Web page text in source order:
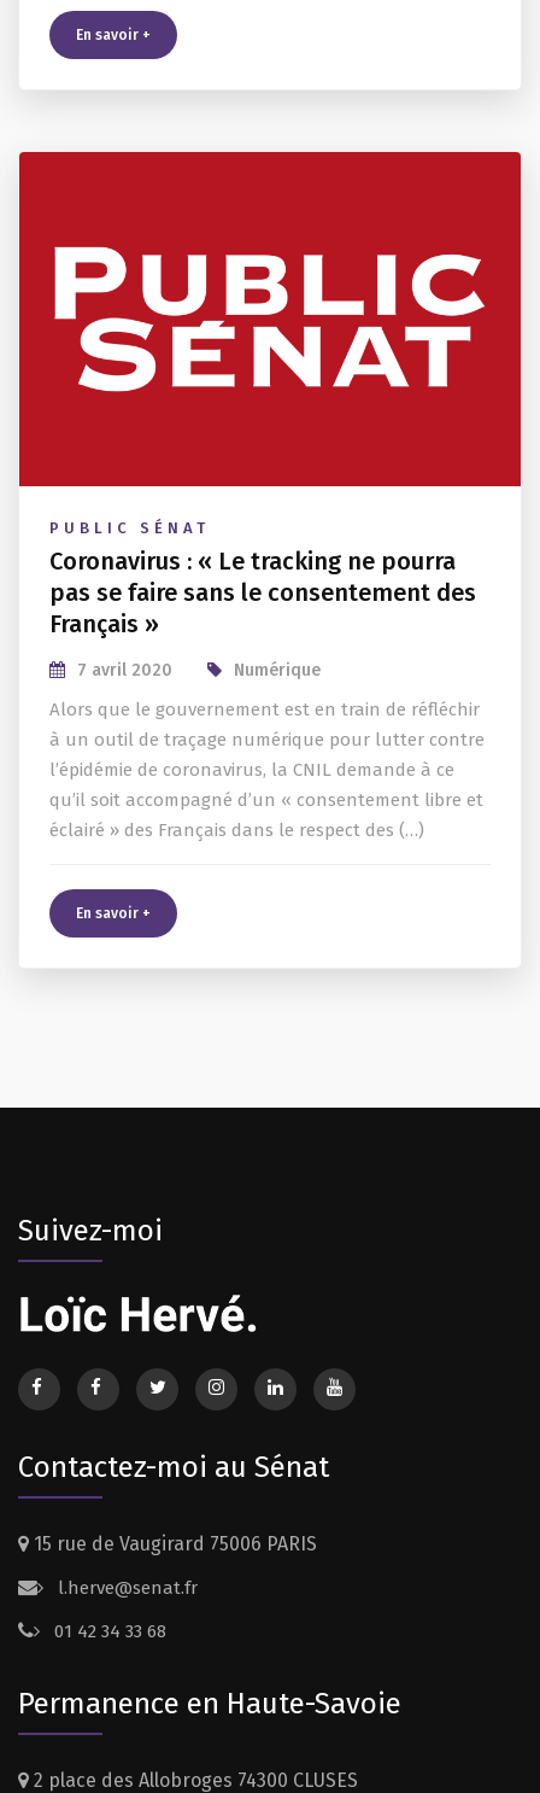
En savoir +
PUBLIC SÉNAT
Coronavirus : « Le tracking ne pourra
pas se faire sans le consentement des
Français »
7 avril 2020 Numérique
Alors que le gouvernement est en train de réfléchir
à un outil de traçage numérique pour lutter contre
l’épidémie de coronavirus, la CNIL demande à ce
qu’il soit accompagné d’un « consentement libre et
éclairé » des Français dans le respect des (…)
En savoir +
Suivez-moi
Contactez-moi au Sénat
15 rue de Vaugirard 75006 PARIS
l.herve@senat.fr
01 42 34 33 68
Permanence en Haute-Savoie
2 place des Allobroges 74300 CLUSES